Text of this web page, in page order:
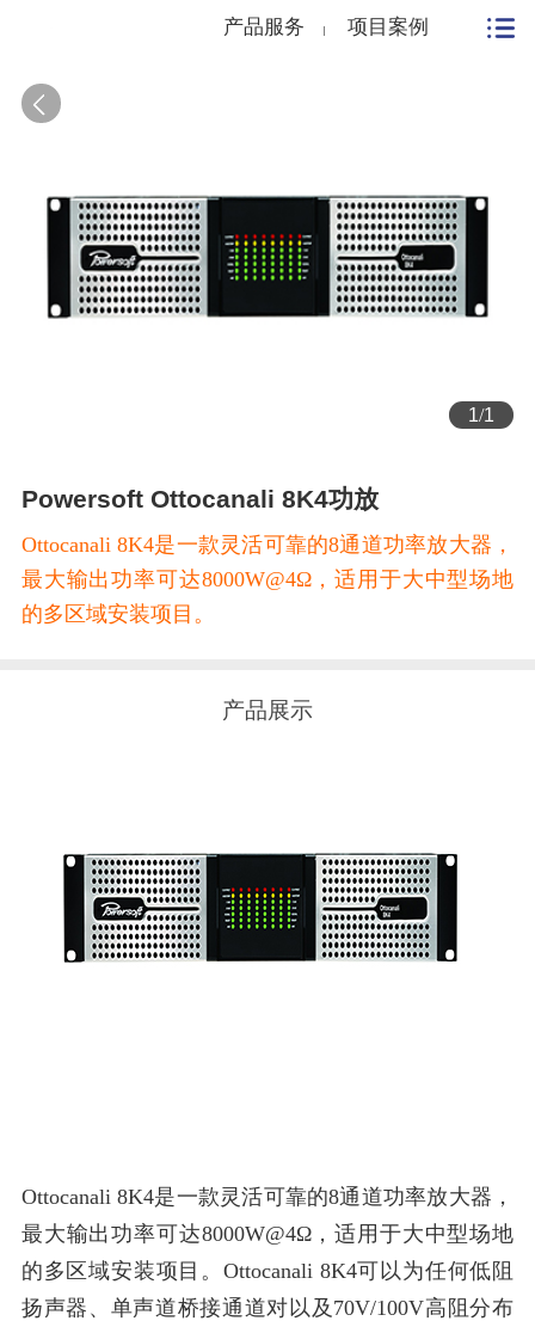
产品服务 项目案例
1/1
Powersoft Ottocanali 8K4功放
Ottocanali 8K4是一款灵活可靠的8通道功率放大器，
最大输出功率可达8000W@4Ω，适用于大中型场地
的多区域安装项目。
产品展示
Ottocanali 8K4是一款灵活可靠的8通道功率放大器，
最大输出功率可达8000W@4Ω，适用于大中型场地
的多区域安装项目。Ottocanali 8K4可以为任何低阻
扬声器、单声道桥接通道对以及70V/100V高阻分布